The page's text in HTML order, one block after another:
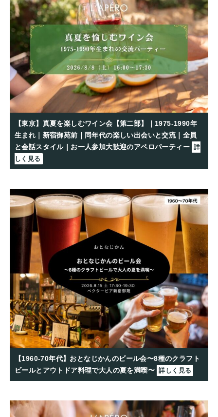
【東京】真夏を楽しむワイン会【第二部】｜1975-1990年
生まれ｜新宿御苑前｜同年代の楽しい出会いと交流｜全員
と会話スタイル｜お一人参加大歓迎のアペロパーティー 詳
しく見る
【1960-70年代】おとなじかんのビール会〜8種のクラフト
ビールとアウトドア料理で大人の夏を満喫〜 詳しく見る